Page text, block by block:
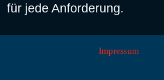
für jede Anforderung.
Impressum